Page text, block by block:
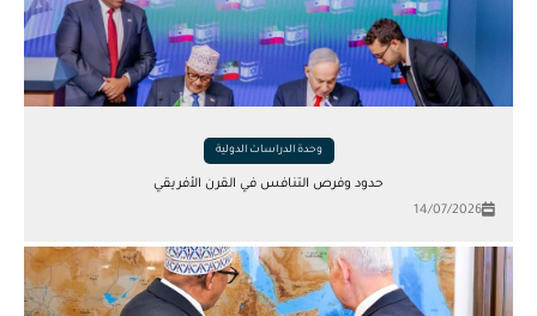
وحدة الدراسات الدولية
حدود وفرص التنافس في القرن الأفريقي
14/07/2026